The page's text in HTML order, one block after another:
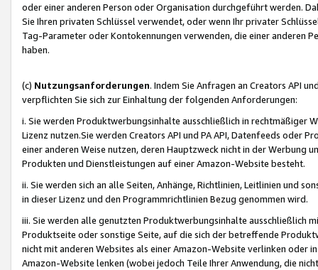
oder einer anderen Person oder Organisation durchgeführt werden.
Sie Ihren privaten Schlüssel verwendet, oder wenn Ihr privater
Tag-Parameter oder Kontokennungen verwenden, die einer anderen
haben.
(c) Nutzungsanforderungen. Indem Sie Anfragen an Creators API
verpflichten Sie sich zur Einhaltung der folgenden Anforderungen:
i. Sie werden Produktwerbungsinhalte ausschließlich in rechtmäßiger
Lizenz nutzen.Sie werden Creators API und PA API, Datenfeeds oder
einer anderen Weise nutzen, deren Hauptzweck nicht in der Werbung
Produkten und Dienstleistungen auf einer Amazon-Website besteht.
ii. Sie werden sich an alle Seiten, Anhänge, Richtlinien, Leitlinien und
in dieser Lizenz und den Programmrichtlinien Bezug genommen wird.
iii. Sie werden alle genutzten Produktwerbungsinhalte ausschließlich
Produktseite oder sonstige Seite, auf die sich der betreffende
nicht mit anderen Websites als einer Amazon-Website verlinken oder
Amazon-Website lenken (wobei jedoch Teile Ihrer Anwendung, die